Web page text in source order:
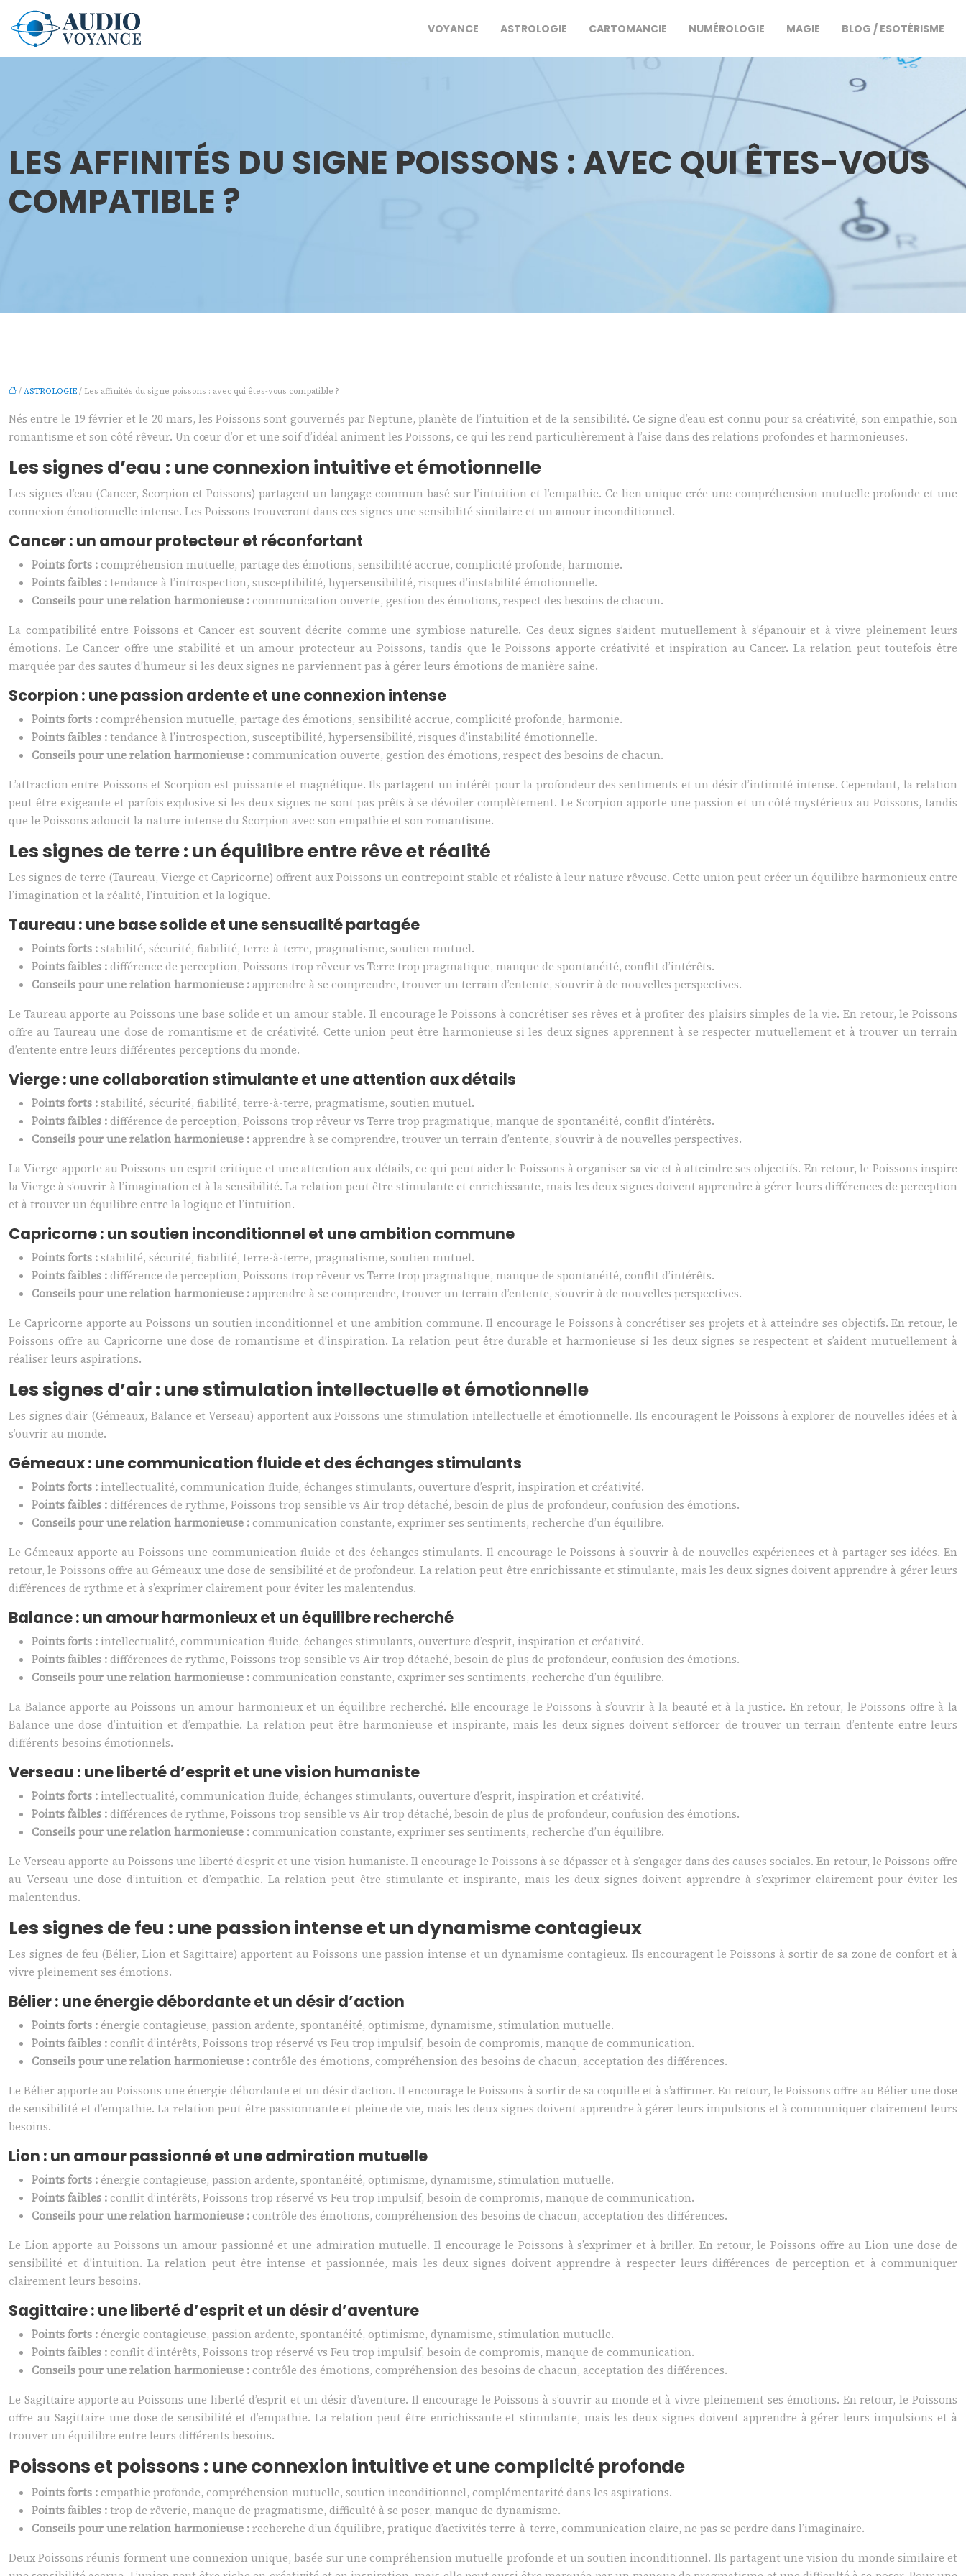
VOYANCE ASTROLOGIE CARTOMANCIE NUMÉROLOGIE MAGIE BLOG / ESOTÉRISME
LES AFFINITÉS DU SIGNE POISSONS : AVEC QUI ÊTES-VOUS
COMPATIBLE ?
/ ASTROLOGIE / Les affinités du signe poissons : avec qui êtes-vous compatible ?
Nés entre le 19 février et le 20 mars, les Poissons sont gouvernés par Neptune, planète de l’intuition et de la sensibilité. Ce signe d’eau est connu pour sa créativité, son empathie, son
romantisme et son côté rêveur. Un cœur d’or et une soif d’idéal animent les Poissons, ce qui les rend particulièrement à l’aise dans des relations profondes et harmonieuses.
Les signes d’eau : une connexion intuitive et émotionnelle
Les signes d’eau (Cancer, Scorpion et Poissons) partagent un langage commun basé sur l’intuition et l’empathie. Ce lien unique crée une compréhension mutuelle profonde et une
connexion émotionnelle intense. Les Poissons trouveront dans ces signes une sensibilité similaire et un amour inconditionnel.
Cancer : un amour protecteur et réconfortant
Points forts :compréhension mutuelle, partage des émotions, sensibilité accrue, complicité profonde, harmonie.
Points faibles :tendance à l’introspection, susceptibilité, hypersensibilité, risques d’instabilité émotionnelle.
Conseils pour une relation harmonieuse :communication ouverte, gestion des émotions, respect des besoins de chacun.
La compatibilité entre Poissons et Cancer est souvent décrite comme une symbiose naturelle. Ces deux signes s’aident mutuellement à s’épanouir et à vivre pleinement leurs
émotions. Le Cancer offre une stabilité et un amour protecteur au Poissons, tandis que le Poissons apporte créativité et inspiration au Cancer. La relation peut toutefois être
marquée par des sautes d’humeur si les deux signes ne parviennent pas à gérer leurs émotions de manière saine.
Scorpion : une passion ardente et une connexion intense
Points forts :compréhension mutuelle, partage des émotions, sensibilité accrue, complicité profonde, harmonie.
Points faibles :tendance à l’introspection, susceptibilité, hypersensibilité, risques d’instabilité émotionnelle.
Conseils pour une relation harmonieuse :communication ouverte, gestion des émotions, respect des besoins de chacun.
L’attraction entre Poissons et Scorpion est puissante et magnétique. Ils partagent un intérêt pour la profondeur des sentiments et un désir d’intimité intense. Cependant, la relation
peut être exigeante et parfois explosive si les deux signes ne sont pas prêts à se dévoiler complètement. Le Scorpion apporte une passion et un côté mystérieux au Poissons, tandis
que le Poissons adoucit la nature intense du Scorpion avec son empathie et son romantisme.
Les signes de terre : un équilibre entre rêve et réalité
Les signes de terre (Taureau, Vierge et Capricorne) offrent aux Poissons un contrepoint stable et réaliste à leur nature rêveuse. Cette union peut créer un équilibre harmonieux entre
l’imagination et la réalité, l’intuition et la logique.
Taureau : une base solide et une sensualité partagée
Points forts :stabilité, sécurité, fiabilité, terre-à-terre, pragmatisme, soutien mutuel.
Points faibles :différence de perception, Poissons trop rêveur vs Terre trop pragmatique, manque de spontanéité, conflit d’intérêts.
Conseils pour une relation harmonieuse :apprendre à se comprendre, trouver un terrain d’entente, s’ouvrir à de nouvelles perspectives.
Le Taureau apporte au Poissons une base solide et un amour stable. Il encourage le Poissons à concrétiser ses rêves et à profiter des plaisirs simples de la vie. En retour, le Poissons
offre au Taureau une dose de romantisme et de créativité. Cette union peut être harmonieuse si les deux signes apprennent à se respecter mutuellement et à trouver un terrain
d’entente entre leurs différentes perceptions du monde.
Vierge : une collaboration stimulante et une attention aux détails
Points forts :stabilité, sécurité, fiabilité, terre-à-terre, pragmatisme, soutien mutuel.
Points faibles :différence de perception, Poissons trop rêveur vs Terre trop pragmatique, manque de spontanéité, conflit d’intérêts.
Conseils pour une relation harmonieuse :apprendre à se comprendre, trouver un terrain d’entente, s’ouvrir à de nouvelles perspectives.
La Vierge apporte au Poissons un esprit critique et une attention aux détails, ce qui peut aider le Poissons à organiser sa vie et à atteindre ses objectifs. En retour, le Poissons inspire
la Vierge à s’ouvrir à l’imagination et à la sensibilité. La relation peut être stimulante et enrichissante, mais les deux signes doivent apprendre à gérer leurs différences de perception
et à trouver un équilibre entre la logique et l’intuition.
Capricorne : un soutien inconditionnel et une ambition commune
Points forts :stabilité, sécurité, fiabilité, terre-à-terre, pragmatisme, soutien mutuel.
Points faibles :différence de perception, Poissons trop rêveur vs Terre trop pragmatique, manque de spontanéité, conflit d’intérêts.
Conseils pour une relation harmonieuse :apprendre à se comprendre, trouver un terrain d’entente, s’ouvrir à de nouvelles perspectives.
Le Capricorne apporte au Poissons un soutien inconditionnel et une ambition commune. Il encourage le Poissons à concrétiser ses projets et à atteindre ses objectifs. En retour, le
Poissons offre au Capricorne une dose de romantisme et d’inspiration. La relation peut être durable et harmonieuse si les deux signes se respectent et s’aident mutuellement à
réaliser leurs aspirations.
Les signes d’air : une stimulation intellectuelle et émotionnelle
Les signes d’air (Gémeaux, Balance et Verseau) apportent aux Poissons une stimulation intellectuelle et émotionnelle. Ils encouragent le Poissons à explorer de nouvelles idées et à
s’ouvrir au monde.
Gémeaux : une communication fluide et des échanges stimulants
Points forts : intellectualité, communication fluide, échanges stimulants, ouverture d’esprit, inspiration et créativité.
Points faibles :différences de rythme, Poissons trop sensible vs Air trop détaché, besoin de plus de profondeur, confusion des émotions.
Conseils pour une relation harmonieuse :communication constante, exprimer ses sentiments, recherche d’un équilibre.
Le Gémeaux apporte au Poissons une communication fluide et des échanges stimulants. Il encourage le Poissons à s’ouvrir à de nouvelles expériences et à partager ses idées. En
retour, le Poissons offre au Gémeaux une dose de sensibilité et de profondeur. La relation peut être enrichissante et stimulante, mais les deux signes doivent apprendre à gérer leurs
différences de rythme et à s’exprimer clairement pour éviter les malentendus.
Balance : un amour harmonieux et un équilibre recherché
Points forts : intellectualité, communication fluide, échanges stimulants, ouverture d’esprit, inspiration et créativité.
Points faibles :différences de rythme, Poissons trop sensible vs Air trop détaché, besoin de plus de profondeur, confusion des émotions.
Conseils pour une relation harmonieuse :communication constante, exprimer ses sentiments, recherche d’un équilibre.
La Balance apporte au Poissons un amour harmonieux et un équilibre recherché. Elle encourage le Poissons à s’ouvrir à la beauté et à la justice. En retour, le Poissons offre à la
Balance une dose d’intuition et d’empathie. La relation peut être harmonieuse et inspirante, mais les deux signes doivent s’efforcer de trouver un terrain d’entente entre leurs
différents besoins émotionnels.
Verseau : une liberté d’esprit et une vision humaniste
Points forts : intellectualité, communication fluide, échanges stimulants, ouverture d’esprit, inspiration et créativité.
Points faibles :différences de rythme, Poissons trop sensible vs Air trop détaché, besoin de plus de profondeur, confusion des émotions.
Conseils pour une relation harmonieuse :communication constante, exprimer ses sentiments, recherche d’un équilibre.
Le Verseau apporte au Poissons une liberté d’esprit et une vision humaniste. Il encourage le Poissons à se dépasser et à s’engager dans des causes sociales. En retour, le Poissons offre
au Verseau une dose d’intuition et d’empathie. La relation peut être stimulante et inspirante, mais les deux signes doivent apprendre à s’exprimer clairement pour éviter les
malentendus.
Les signes de feu : une passion intense et un dynamisme contagieux
Les signes de feu (Bélier, Lion et Sagittaire) apportent au Poissons une passion intense et un dynamisme contagieux. Ils encouragent le Poissons à sortir de sa zone de confort et à
vivre pleinement ses émotions.
Bélier : une énergie débordante et un désir d’action
Points forts :énergie contagieuse, passion ardente, spontanéité, optimisme, dynamisme, stimulation mutuelle.
Points faibles :conflit d’intérêts, Poissons trop réservé vs Feu trop impulsif, besoin de compromis, manque de communication.
Conseils pour une relation harmonieuse :contrôle des émotions, compréhension des besoins de chacun, acceptation des différences.
Le Bélier apporte au Poissons une énergie débordante et un désir d’action. Il encourage le Poissons à sortir de sa coquille et à s’affirmer. En retour, le Poissons offre au Bélier une dose
de sensibilité et d’empathie. La relation peut être passionnante et pleine de vie, mais les deux signes doivent apprendre à gérer leurs impulsions et à communiquer clairement leurs
besoins.
Lion : un amour passionné et une admiration mutuelle
Points forts :énergie contagieuse, passion ardente, spontanéité, optimisme, dynamisme, stimulation mutuelle.
Points faibles :conflit d’intérêts, Poissons trop réservé vs Feu trop impulsif, besoin de compromis, manque de communication.
Conseils pour une relation harmonieuse :contrôle des émotions, compréhension des besoins de chacun, acceptation des différences.
Le Lion apporte au Poissons un amour passionné et une admiration mutuelle. Il encourage le Poissons à s’exprimer et à briller. En retour, le Poissons offre au Lion une dose de
sensibilité et d’intuition. La relation peut être intense et passionnée, mais les deux signes doivent apprendre à respecter leurs différences de perception et à communiquer
clairement leurs besoins.
Sagittaire : une liberté d’esprit et un désir d’aventure
Points forts :énergie contagieuse, passion ardente, spontanéité, optimisme, dynamisme, stimulation mutuelle.
Points faibles :conflit d’intérêts, Poissons trop réservé vs Feu trop impulsif, besoin de compromis, manque de communication.
Conseils pour une relation harmonieuse :contrôle des émotions, compréhension des besoins de chacun, acceptation des différences.
Le Sagittaire apporte au Poissons une liberté d’esprit et un désir d’aventure. Il encourage le Poissons à s’ouvrir au monde et à vivre pleinement ses émotions. En retour, le Poissons
offre au Sagittaire une dose de sensibilité et d’empathie. La relation peut être enrichissante et stimulante, mais les deux signes doivent apprendre à gérer leurs impulsions et à
trouver un équilibre entre leurs différents besoins.
Poissons et poissons : une connexion intuitive et une complicité profonde
Points forts :empathie profonde, compréhension mutuelle, soutien inconditionnel, complémentarité dans les aspirations.
Points faibles :trop de rêverie, manque de pragmatisme, difficulté à se poser, manque de dynamisme.
Conseils pour une relation harmonieuse :recherche d’un équilibre, pratique d’activités terre-à-terre, communication claire, ne pas se perdre dans l’imaginaire.
Deux Poissons réunis forment une connexion unique, basée sur une compréhension mutuelle profonde et un soutien inconditionnel. Ils partagent une vision du monde similaire et